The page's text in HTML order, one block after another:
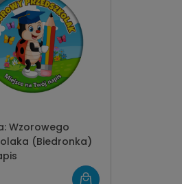
Wzorowego
(Biedronka)